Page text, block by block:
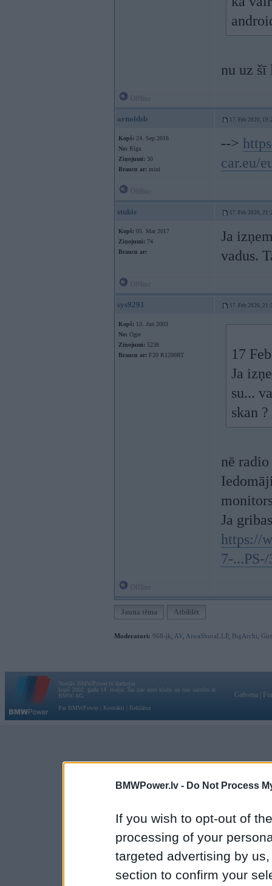
BMWPower.lv - Do Not Process
If you wish to opt-out of
processing of your
targeted advertising by
section to confirm your
nu uz
arnoldsb 17. Feb 2020,
Kopš: 24. Sep 2016
No: Rīga
Ziņojumi: 30
Braucu ar: mini
-->
car.eu/
stukis 17. Feb 2020,
Kopš: 05. Mar 2017
Ziņojumi: 74
Braucu ar:
Ja
vadus.
sys9291 17. Feb 2020,
Kopš: 13. Jun 2003
No: Ogre
Ziņojumi: 5238
Braucu ar: F20 R1200RT
17
Ja
su...
skan ?
nē
Ja
https://
7-
Jauna tēma Atbildēt
Moderatori: 968-jk AV AiwaShuraLLP, BigArchi
Vortāls BMWPower.lv darbojas
kopš 2002. gada 14. maija. Tas nav auto klubs un nav saistīts ar
BMW AG.
Par BMWPower
Kontakti Reklāma
Galvena